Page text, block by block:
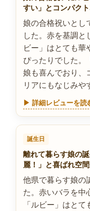
すい」とコンパク
娘の合格祝いとし
した。赤を基調と
ビー」はとても華
ぴったりでした。
娘も喜んでおり、
リアにもなじみや
▶ 詳細レビューを読
誕生日
離れて暮らす娘の
麗！」と喜ばれ空
他県で暮らす娘の
た。赤いバラを中
「ルビー」はと